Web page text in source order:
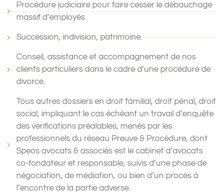
Procédure judiciaire pour faire cesser le débauchage
massif d’employés
Succession, indivision, patrimoine.
Conseil, assistance et accompagnement de nos
clients particuliers dans le cadre d’une procédure de
divorce.
Tous autres dossiers en droit familial, droit pénal, droit
social, impliquant le cas échéant un travail d’enquête
des vérifications préalables, menés par les
professionnels du réseau Preuve & Procédure, dont
Speos avocats & associés est le cabinet d’avocats
co-fondateur et responsable, suivis d’une phase de
négociation, de médiation, ou bien d’un procès à
l’encontre de la partie adverse.